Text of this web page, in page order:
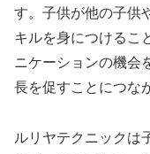
す。子供が他の子供
キルを身につけるこ
ニケーションの機会
長を促すことにつな
ルリヤテクニックは